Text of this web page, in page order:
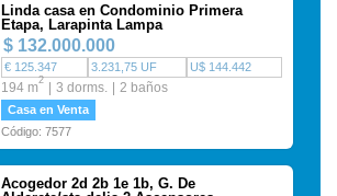
Linda casa en Condominio Primera
Etapa, Larapinta Lampa
$ 132.000.000
€ 125.347 3.231,75 UF U$ 144.442
194 m2 3 dorms. 2 baños
Casa en Venta
Código: 7577
Acogedor 2d 2b 1e 1b, G. De